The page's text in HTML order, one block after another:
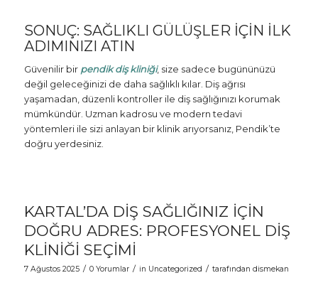
SONUÇ: SAĞLIKLI GÜLÜŞLER İÇIN İLK
ADIMINIZI ATIN
Güvenilir bir pendik diş kliniği, size sadece bugününüzü
değil geleceğinizi de daha sağlıklı kılar. Diş ağrısı
yaşamadan, düzenli kontroller ile diş sağlığınızı korumak
mümkündür. Uzman kadrosu ve modern tedavi
yöntemleri ile sizi anlayan bir klinik arıyorsanız, Pendik’te
doğru yerdesiniz.
KARTAL’DA DIŞ SAĞLIĞINIZ İÇIN
DOĞRU ADRES: PROFESYONEL DIŞ
KLINIĞI SEÇIMI
7 Ağustos 2025 / 0 Yorumlar / in Uncategorized / tarafından dismekan